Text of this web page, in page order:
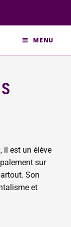
MENU
il est un élève
sur
Son
et